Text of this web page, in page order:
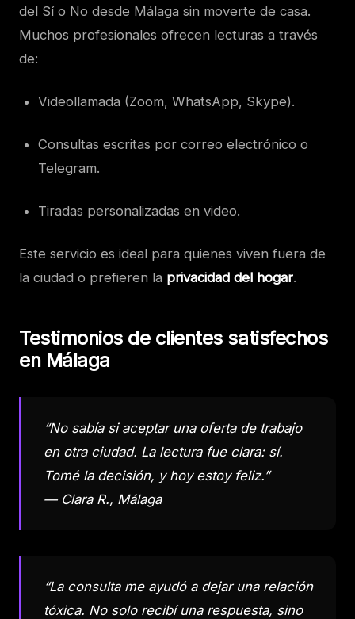
del Sí o No desde Málaga sin moverte de casa.
Muchos profesionales ofrecen lecturas a través
de:
Videollamada (Zoom, WhatsApp, Skype).
Consultas escritas por correo electrónico o
Telegram.
Tiradas personalizadas en video.
Este servicio es ideal para quienes viven fuera de
la ciudad o prefieren la privacidad del hogar.
Testimonios de clientes satisfechos
en Málaga
“No sabía si aceptar una oferta de trabajo
en otra ciudad. La lectura fue clara: sí.
Tomé la decisión, y hoy estoy feliz.”
— Clara R., Málaga
“La consulta me ayudó a dejar una relación
tóxica. No solo recibí una respuesta, sino